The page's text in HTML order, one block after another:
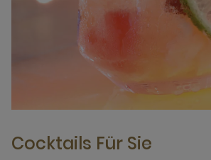
Cocktails Für Sie